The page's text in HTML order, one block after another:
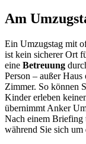
Am
Ein Umzugstag mit
ist kein sicherer Ort
eine Betreuung
Person – außer
Zimmer. So können
Kinder erleben
übernimmt Anker
Nach einem Briefing
während Sie sich